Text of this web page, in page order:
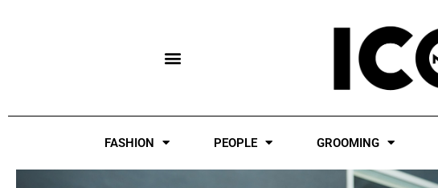
FASHION PEOPLE GROOMING